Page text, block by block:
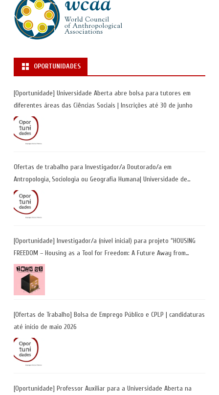
OPORTUNIDADES
[Oportunidade] Universidade Aberta abre bolsa para tutores em
diferentes áreas das Ciências Sociais | Inscrições até 30 de junho
Ofertas de trabalho para Investigador/a Doutorado/a em
Antropologia, Sociologia ou Geografia Humana| Universidade de
Coimbra | Candidaturas até 29 de maio 2026
[Oportunidade] Investigador/a (nível inicial) para projeto “HOUSING
FREEDOM – Housing as a Tool for Freedom: A Future Away from
Incarceration” | até 8 de maio
[Ofertas de Trabalho] Bolsa de Emprego Público e CPLP | candidaturas
até início de maio 2026
[Oportunidade] Professor Auxiliar para a Universidade Aberta na